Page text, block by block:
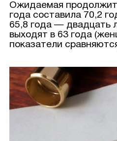
Ожидаемая
года составила 70,2
65,8 года — двадцать
выходят в 63 года
показатели